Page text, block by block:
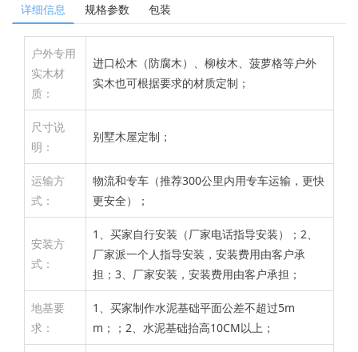
详细信息 规格参数 包装
户外专用
实木材
质：
进口松木（防腐木）、柳桉木、菠萝格等户外
实木也可根据要求的材质定制；
尺寸说
明：
别墅木屋定制；
运输方
式：
物流和专车（推荐300公里内用专车运输，更快
更安全）；
安装方
式：
1、买家自行安装（厂家电话指导安装）；2、
厂家派一个人指导安装，安装费用由客户承
担；3、厂家安装，安装费用由客户承担；
地基要
求：
1、买家制作水泥基础平面公差不超过5m
m；；2、水泥基础抬高10CM以上；